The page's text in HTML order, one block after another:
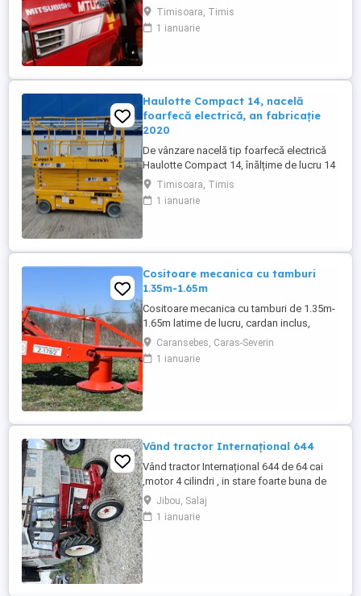
un tractor proiectat și fabricat integral în
Japonia, recunoscut pentru fiabilitatea sa
legendară și eficiența în spații restrânse.
MTU26R ...
Timisoara, Timis
1 ianuarie
Haulotte Compact 14, nacelă
foarfecă electrică, an fabricație
2020
De vânzare nacelă tip foarfecă electrică
Haulotte Compact 14, înălțime de lucru 14
m, an fabricație 2020, ore funcționare 570,
stare foarte bună de funcționarepreț 7000
euro +TVA
Timisoara, Timis
1 ianuarie
Cositoare mecanica cu tamburi
1.35m-1.65m
Cositoare mecanica cu tamburi de 1.35m-
1.65m latime de lucru, cardan inclus,
prelata, cheie de cutite Transport in toate
judetele
Caransebes, Caras-Severin
1 ianuarie
Vând tractor Internațional 644
Vând tractor Internațional 644 de 64 cai
,motor 4 cilindri , in stare foarte buna de
functionare, cutie de viteze mecanica cu 2
manete ,ambreiaj priza, cauciucuri in stare
bună ,fara defecte, revizie facuta,
Jibou, Salaj
1 ianuarie